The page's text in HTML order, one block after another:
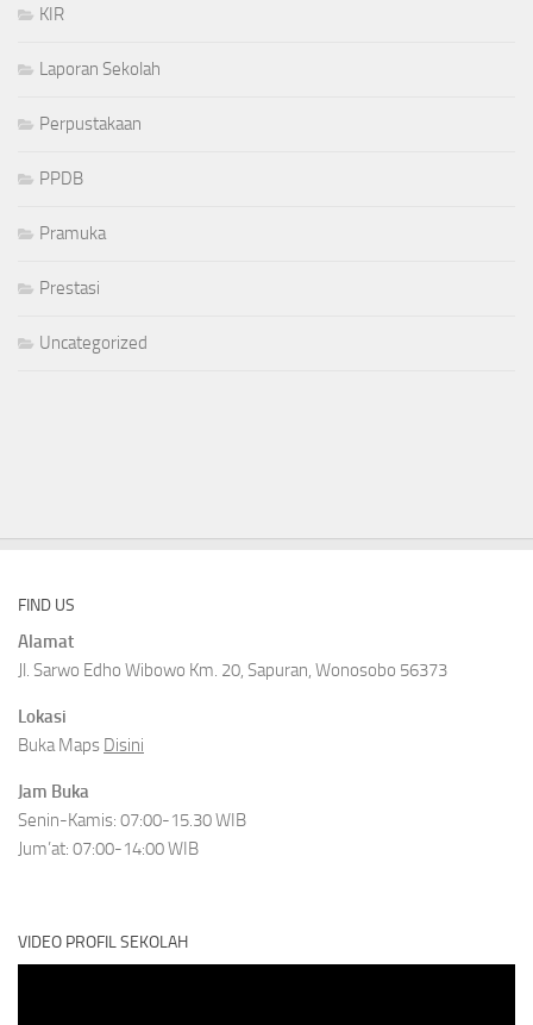
KIR
Laporan Sekolah
Perpustakaan
PPDB
Pramuka
Prestasi
Uncategorized
FIND US
Alamat
Jl. Sarwo Edho Wibowo Km. 20, Sapuran, Wonosobo 56373
Lokasi
Buka Maps Disini
Jam Buka
Senin-Kamis: 07:00-15.30 WIB
Jum’at: 07:00-14:00 WIB
VIDEO PROFIL SEKOLAH